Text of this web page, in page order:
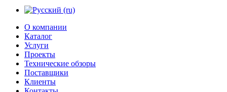
О компании
Каталог
Услуги
Проекты
Технические обзоры
Поставщики
Клиенты